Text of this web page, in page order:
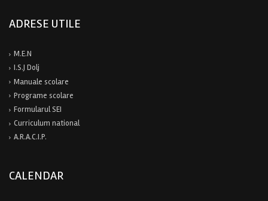
ADRESE UTILE
M.E.N
I.S.J Dolj
Manuale scolare
Programe scolare
Formularul SEI
Curriculum national
A.R.A.C.I.P.
CALENDAR